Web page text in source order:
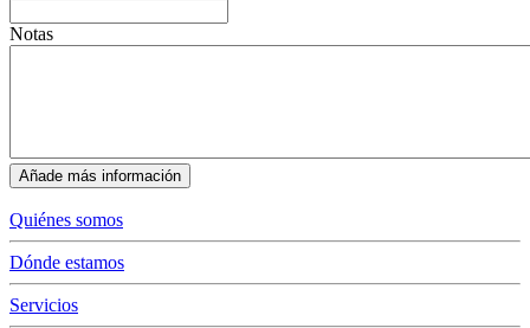
Notas
Quiénes somos
Dónde estamos
Servicios